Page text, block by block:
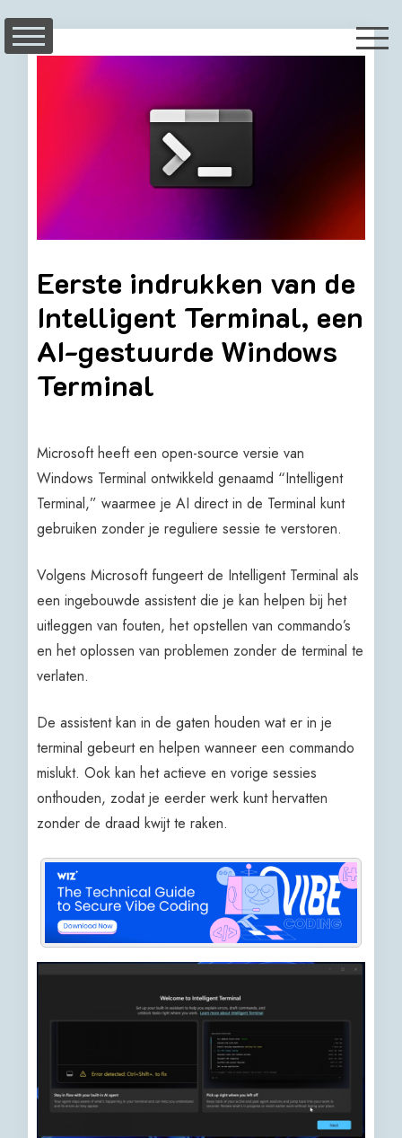
content
Eerste indrukken van de
Intelligent Terminal, een
AI-gestuurde Windows
Terminal
Microsoft heeft een open-source versie van
Windows Terminal ontwikkeld genaamd “Intelligent
Terminal,” waarmee je AI direct in de Terminal kunt
gebruiken zonder je reguliere sessie te verstoren.
Volgens Microsoft fungeert de Intelligent Terminal als
een ingebouwde assistent die je kan helpen bij het
uitleggen van fouten, het opstellen van commando’s
en het oplossen van problemen zonder de terminal te
verlaten.
De assistent kan in de gaten houden wat er in je
terminal gebeurt en helpen wanneer een commando
mislukt. Ook kan het actieve en vorige sessies
onthouden, zodat je eerder werk kunt hervatten
zonder de draad kwijt te raken.